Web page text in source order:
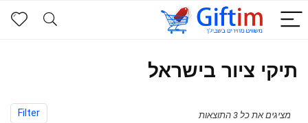
תיקי ציור בישראל
Filter מציגים את כל ⁦3⁩ התוצאות